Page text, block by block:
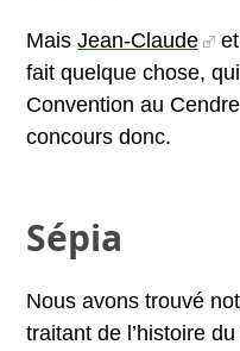
Mais Jean-Claude
fait quelque chose,
Convention au
concours donc.
Sépia
Nous avons trouvé
traitant de l’histoire